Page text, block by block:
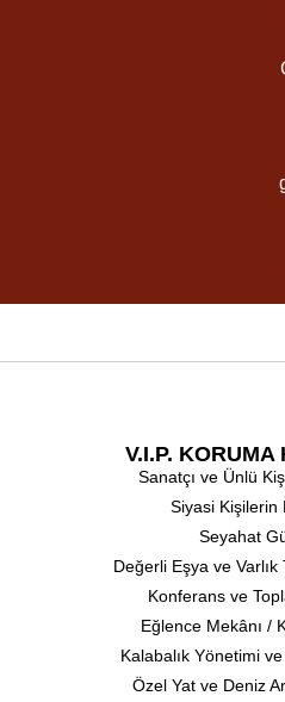
V.I.P. KORUMA
Sanatçı ve Ünlü
⁠Siyasi Kişilerin
Seyahat
Değerli Eşya ve
⁠Konferans ve
⁠Eğlence Mekânı /
⁠Kalabalık Yönetimi
Özel Yat ve Deniz